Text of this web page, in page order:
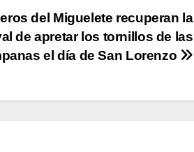
del Miguelete recuperan la
de apretar los tornillos de las
el día de San Lorenzo